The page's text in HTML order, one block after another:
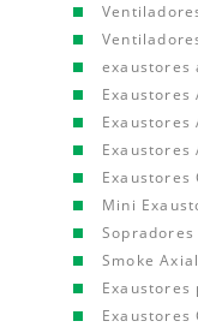
exaustores
Exaustores
Exaustores
Exaustores
Exaustores
Mini
Smoke
Exaustores
Exaustores